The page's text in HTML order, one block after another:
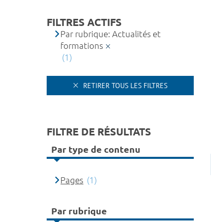
FILTRES ACTIFS
Par rubrique: Actualités et
formations
(1)
RETIRER TOUS LES FILTRES
FILTRE DE RÉSULTATS
Par type de contenu
Pages (1)
Par rubrique